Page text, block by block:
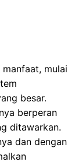
mulai
besar.
berperan
ditawarkan.
dan dengan